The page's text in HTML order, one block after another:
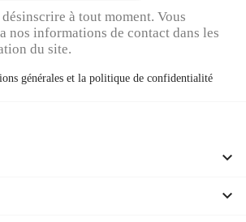
à tout moment. Vous
nos informations de contact dans les
du site.
générales et la politique de confidentialité

